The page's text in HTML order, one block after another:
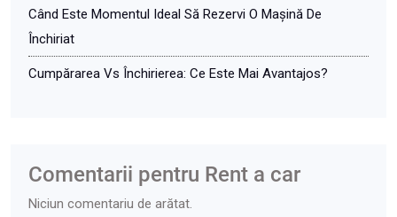
Când Este Momentul Ideal Să Rezervi O Mașină De
Închiriat
Cumpărarea Vs Închirierea: Ce Este Mai Avantajos?
Comentarii pentru Rent a car
Niciun comentariu de arătat.